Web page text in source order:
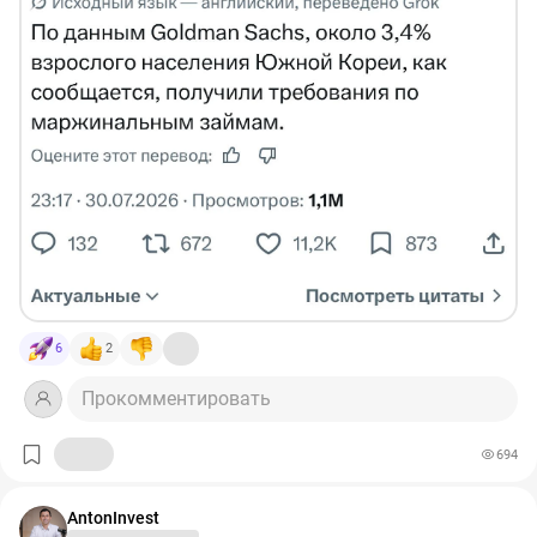
индекс Nikkei 225 потерял 15% со своего июньского
максимума- упали Murata Manufacturing, Kioxia, Tokyo
Electron и Lasertec.
инвесторы переживают, что взрывной и уже
длительный рост компаний и рынка в целом не
возможен переизбыток предложения чипов: SK Hynix
и Samsung решили построить два завода в Южной
DRAM за 5 лет- вложат $550 млрд. Насколько это
окупит себя покажет время, но сомнения есть.
SK Hynix делает чипы памяти, которые оказались
"узким местом" в индустрии ИИ и дата-центров.
Делают их, по сути, только три крупные компании -
Micron, Hynix и Samsung. Неудивительно, что с начала
корейский фондовый рынок. В девяностые Hynix
6 2
Прокомментировать
694
AntonInvest